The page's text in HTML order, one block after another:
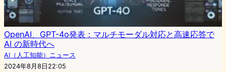
OpenAI、GPT-4o発表：マルチモーダル対応と高速応答で
AI の新時代へ
AI（人工知能）ニュース
2024年8月8日22:05